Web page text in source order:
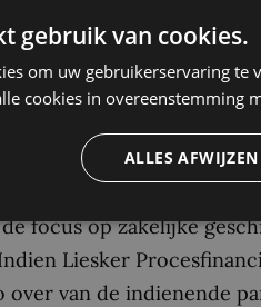
Daar komt bij dat wij
van de cliënt. In deze
dat wij als gevolg van
maatwerk kunnen
dat wensen, rechtszaken
focus op zakelijke
Liesker
van de indienende
gebruik van cookies.
om uw gebruikerservaring te
cookies in overeenstemming
ALLES AFWIJZEN